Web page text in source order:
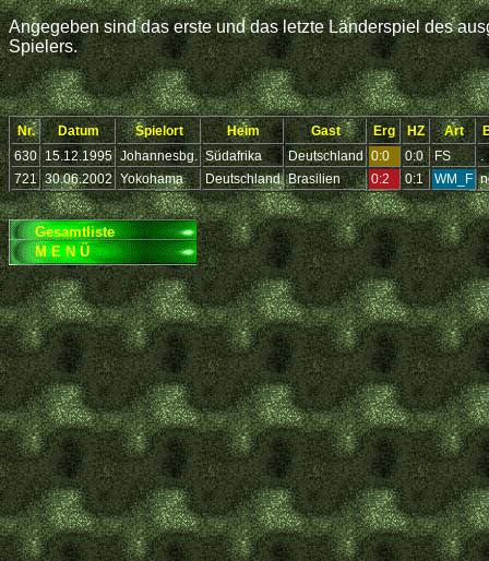
Angegeben sind das erste und das letzte Länderspiel des
Spielers.
Nr. Datum Spielort Heim Gast Erg HZ Art
630 15.12.1995 Johannesbg. Südafrika Deutschland 0:0 0:0 FS
.
721 30.06.2002 Yokohama Deutschland Brasilien 0:2 0:1 WM_F
Gesamtliste
M E N Ü